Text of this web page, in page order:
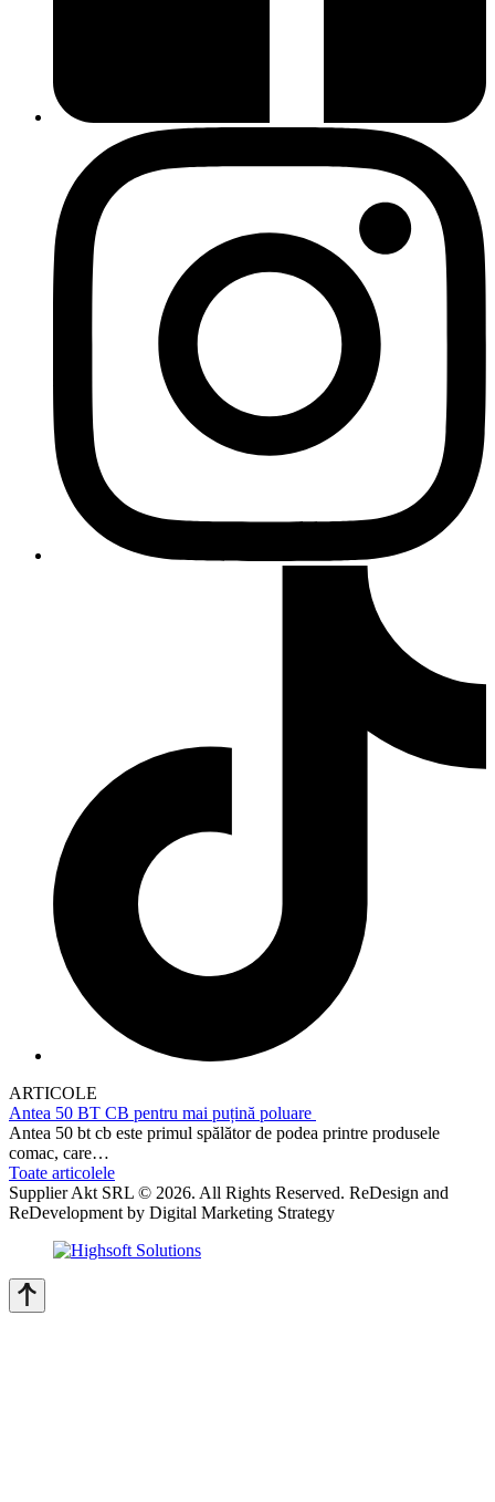
ARTICOLE
Antea 50 BT CB pentru mai puțină poluare
Antea 50 bt cb este primul spălător de podea printre produsele
comac, care…
Toate articolele
Supplier Akt SRL © 2026. All Rights Reserved. ReDesign and
ReDevelopment by Digital Marketing Strategy